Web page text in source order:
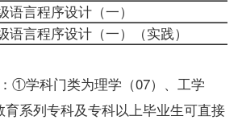
语言程序设计（一）
语言程序设计（一）
（实践）
①学科门类为理学（07）、工学
育系列专科及专科以上毕业生可直接